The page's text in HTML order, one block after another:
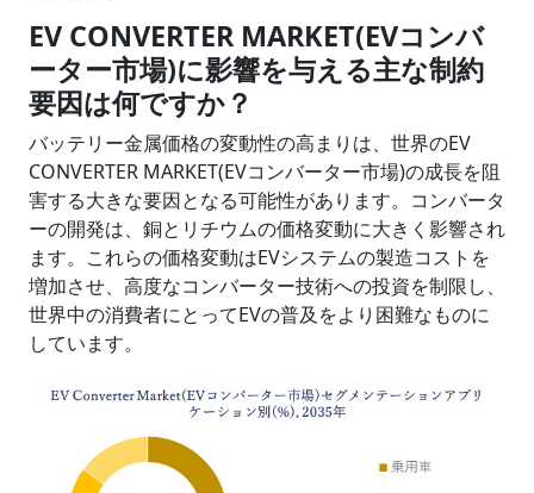
EV CONVERTER MARKET(EVコンバ
ーター市場)に影響を与える主な制約
要因は何ですか？
バッテリー金属価格の変動性の高まりは、世界のEV
CONVERTER MARKET(EVコンバーター市場)の成長を阻
害する大きな要因となる可能性があります。コンバータ
ーの開発は、銅とリチウムの価格変動に大きく影響され
ます。これらの価格変動はEVシステムの製造コストを
増加させ、高度なコンバーター技術への投資を制限し、
世界中の消費者にとってEVの普及をより困難なものに
しています。